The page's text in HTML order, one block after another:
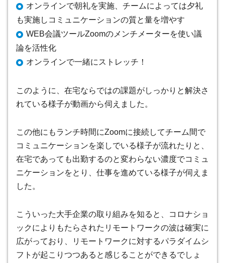
オンラインで朝礼を実施、チームによっては夕礼
も実施しコミュニケーションの質と量を増やす
WEB会議ツールZoomのメンチメーターを使い議
論を活性化
オンラインで一緒にストレッチ！
このように、在宅ならではの課題がしっかりと解決さ
れている様子が動画から伺えました。
この他にもランチ時間にZoomに接続してチーム間で
コミュニケーションを楽しでいる様子が流れたりと、
在宅であっても出勤するのと変わらない濃度でコミュ
ニケーションをとり、仕事を進めている様子が伺えま
した。
こういった大手企業の取り組みを知ると、コロナショ
ックによりもたらされたリモートワークの波は確実に
広がっており、リモートワークに対するパラダイムシ
フトが起こりつつあると感じることができるでしょ